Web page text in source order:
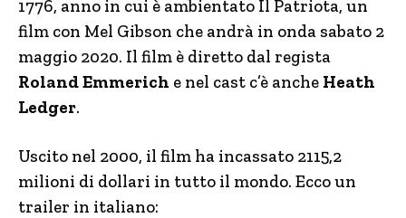
1776, anno in cui è ambientato Il Patriota, un
film con Mel Gibson che andrà in onda sabato 2
maggio 2020. Il film è diretto dal regista
Roland Emmerich e nel cast c’è anche Heath
Ledger.
Uscito nel 2000, il film ha incassato 2115,2
milioni di dollari in tutto il mondo. Ecco un
trailer in italiano: